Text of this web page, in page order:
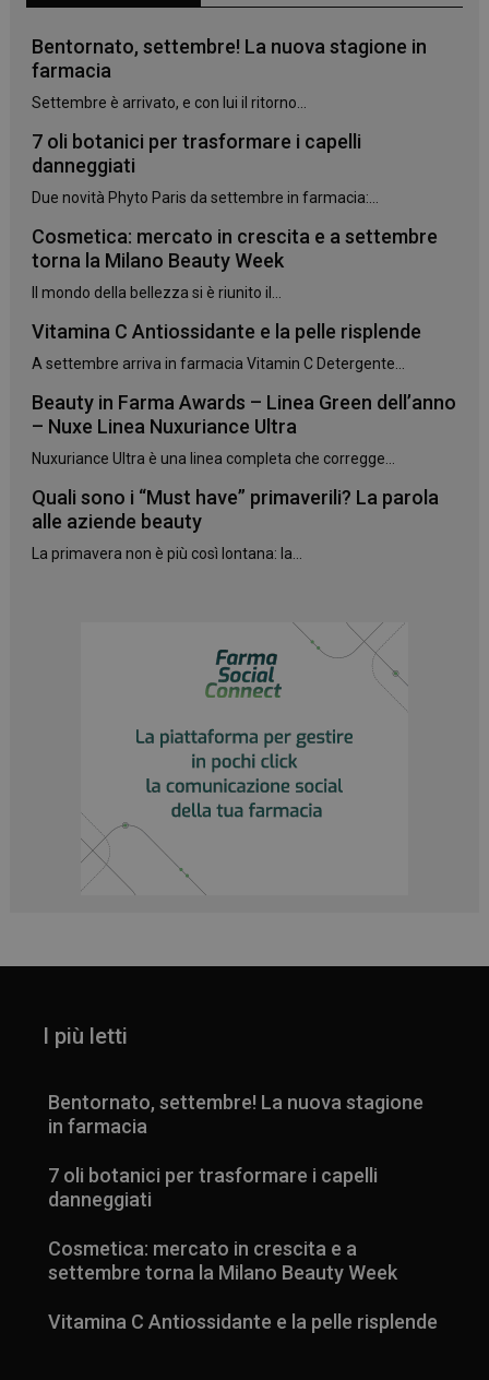
Bentornato, settembre! La nuova stagione in
farmacia
Settembre è arrivato, e con lui il ritorno...
7 oli botanici per trasformare i capelli
danneggiati
Due novità Phyto Paris da settembre in farmacia:...
Cosmetica: mercato in crescita e a settembre
torna la Milano Beauty Week
Il mondo della bellezza si è riunito il...
Vitamina C Antiossidante e la pelle risplende
A settembre arriva in farmacia Vitamin C Detergente...
Beauty in Farma Awards – Linea Green dell’anno
– Nuxe Linea Nuxuriance Ultra
Nuxuriance Ultra è una linea completa che corregge...
Quali sono i “Must have” primaverili? La parola
alle aziende beauty
La primavera non è più così lontana: la...
I più letti
Bentornato, settembre! La nuova stagione
in farmacia
7 oli botanici per trasformare i capelli
danneggiati
Cosmetica: mercato in crescita e a
settembre torna la Milano Beauty Week
Vitamina C Antiossidante e la pelle risplende
_ga_YJ0035S3E9
CookieScriptConsent
CookieScript